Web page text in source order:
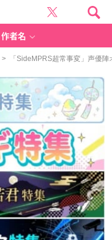
作者名
> 「SideMPRS超常事変」声優陣